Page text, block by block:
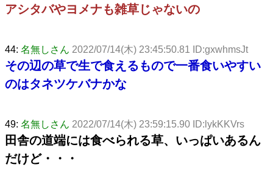
アシタバやヨメナも雑草じゃないの
44: 名無しさん 2022/07/14(木) 23:45:50.81 ID:gxwhmsJt
その辺の草で生で食えるもので一番食いやすい
のはタネツケバナかな
49: 名無しさん 2022/07/14(木) 23:59:15.90 ID:lykKKVrs
田舎の道端には食べられる草、いっぱいあるん
だけど・・・